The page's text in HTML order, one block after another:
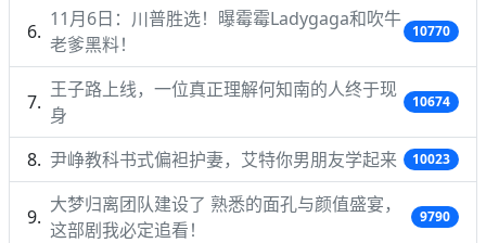
11月6日：川普胜选！曝霉霉Ladygaga和吹牛
老爹黑料！
10770
王子路上线，一位真正理解何知南的人终于现
身
10674
尹峥教科书式偏袒护妻，艾特你男朋友学起来 10023
大梦归离团队建设了 熟悉的面孔与颜值盛宴，
这部剧我必定追看！
9790